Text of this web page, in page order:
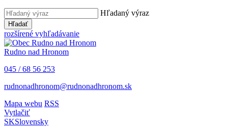
Hľadaný výraz
Hľadať
rozšírené vyhľadávanie
Rudno nad Hronom
045 / 68 56 253
rudnonadhronom@rudnonadhronom.sk
Mapa webu RSS
Vytlačiť
SKSlovensky